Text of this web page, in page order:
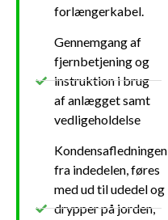
forlængerkabel.
Gennemgang af
fjernbetjening og
instruktion i brug
af anlægget samt
vedligeholdelse
Kondensafledningen
fra indedelen, føres
med ud til udedel og
drypper på jorden,